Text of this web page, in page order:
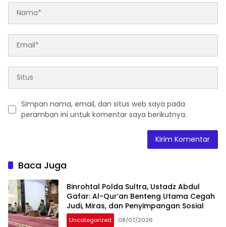
Simpan nama, email, dan situs web saya pada
peramban ini untuk komentar saya berikutnya.
Baca Juga
Binrohtal Polda Sultra, Ustadz Abdul
Gafar: Al-Qur’an Benteng Utama Cegah
Judi, Miras, dan Penyimpangan Sosial
Uncategorized 08/07/2026